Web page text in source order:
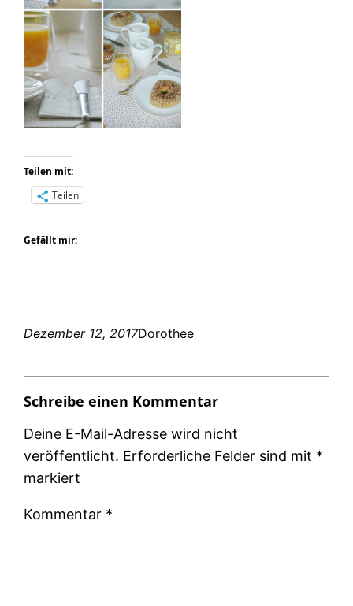
Teilen mit:
Teilen
Gefällt mir:
Dezember 12, 2017Dorothee
Schreibe einen Kommentar
Deine E-Mail-Adresse wird nicht
veröffentlicht. Erforderliche Felder sind mit *
markiert
Kommentar *